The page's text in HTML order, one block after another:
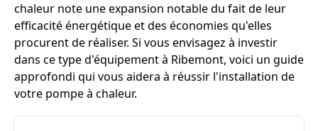
chaleur note une expansion notable du fait de leur
efficacité énergétique et des économies qu'elles
procurent de réaliser. Si vous envisagez à investir
dans ce type d'équipement à Ribemont, voici un guide
approfondi qui vous aidera à réussir l'installation de
votre pompe à chaleur.